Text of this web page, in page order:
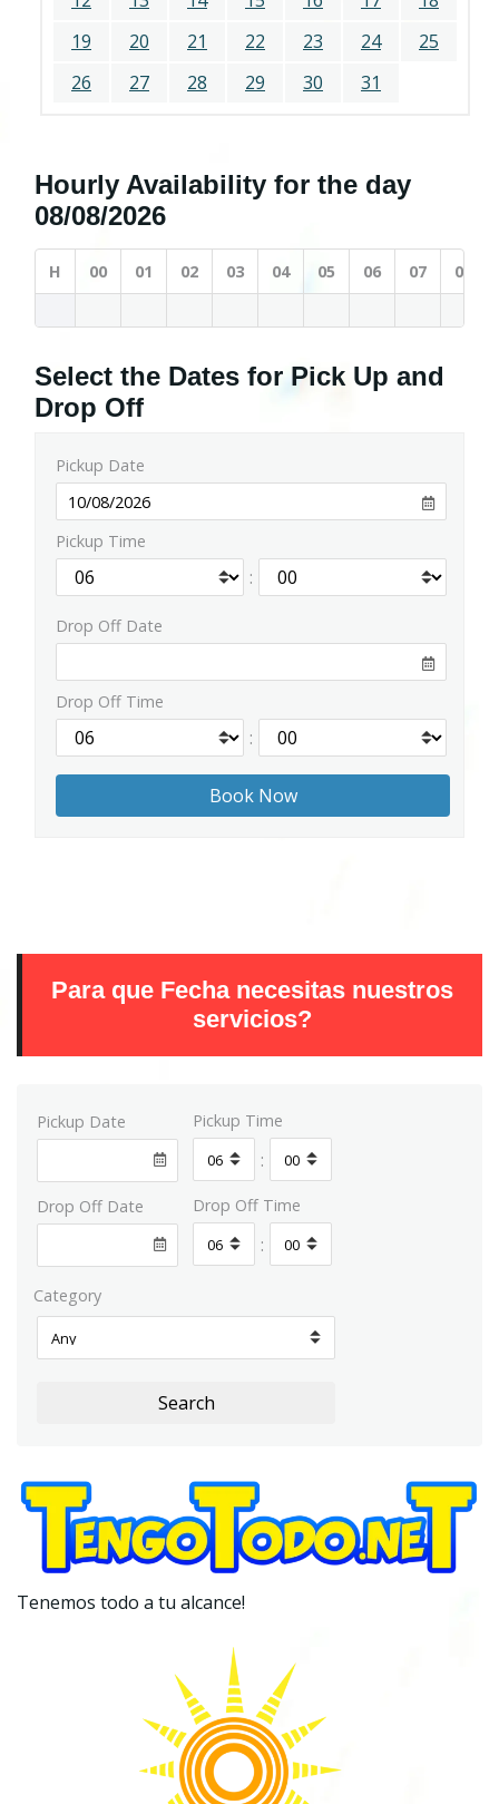
19
20 21 22 23 24
25
26
27 28 29 30 31
Hourly Availability for the day
08/08/2026
H 00 01 02 03 04 05 06 07 08
Select the Dates for Pick Up and
Drop Off
Pickup Date
Pickup Time
:
Drop Off Date
Drop Off Time
:
Para que Fecha necesitas nuestros
servicios?
Pickup Date Pickup Time
:
Drop Off Date Drop Off Time
:
Category
Search
Tenemos todo a tu alcance!